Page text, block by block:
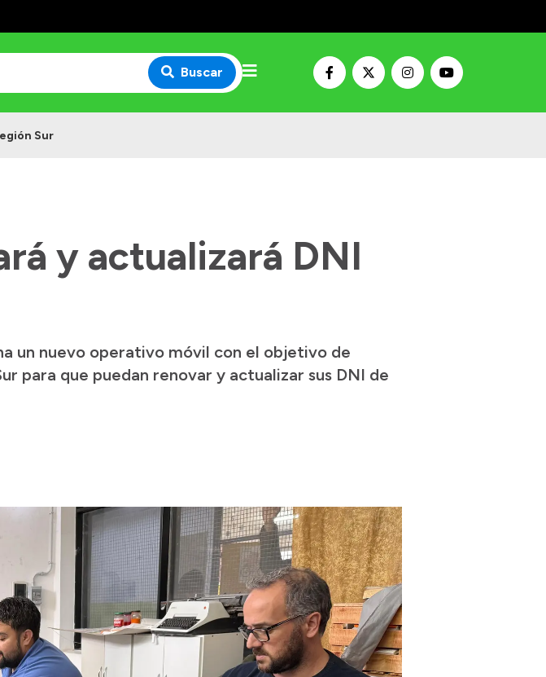
Buscar
Sur
y actualizará DNI
un nuevo operativo móvil con el objetivo de
para que puedan renovar y actualizar sus DNI de